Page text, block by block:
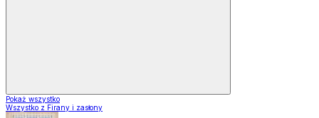
Pokaż wszystko
Wszystko z Firany i zasłony